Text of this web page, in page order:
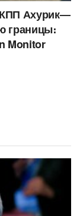
КПП Ахурик—
границы։
Monitor